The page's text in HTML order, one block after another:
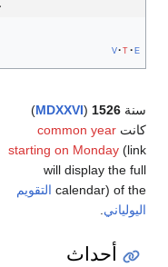
v t e
سنة 1526
(
MDXXVI
)
كانت common year
starting on Monday (link
will display the full
calendar) of the التقويم
اليولياني
أحداث